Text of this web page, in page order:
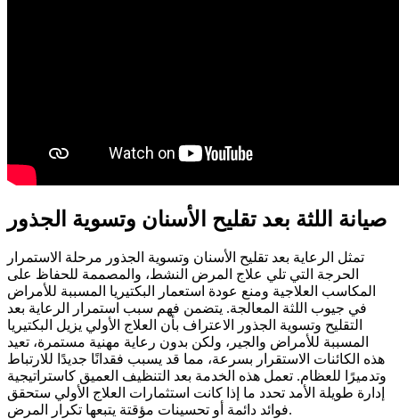
صيانة اللثة بعد تقليح الأسنان وتسوية الجذور
تمثل الرعاية بعد تقليح الأسنان وتسوية الجذور مرحلة الاستمرار
الحرجة التي تلي علاج المرض النشط، والمصممة للحفاظ على
المكاسب العلاجية ومنع عودة استعمار البكتيريا المسببة للأمراض
في جيوب اللثة المعالجة. يتضمن فهم سبب استمرار الرعاية بعد
التقليح وتسوية الجذور الاعتراف بأن العلاج الأولي يزيل البكتيريا
المسببة للأمراض والجير، ولكن بدون رعاية مهنية مستمرة، تعيد
هذه الكائنات الاستقرار بسرعة، مما قد يسبب فقدانًا جديدًا للارتباط
وتدميرًا للعظام. تعمل هذه الخدمة بعد التنظيف العميق كاستراتيجية
إدارة طويلة الأمد تحدد ما إذا كانت استثمارات العلاج الأولي ستحقق
فوائد دائمة أو تحسينات مؤقتة يتبعها تكرار المرض.